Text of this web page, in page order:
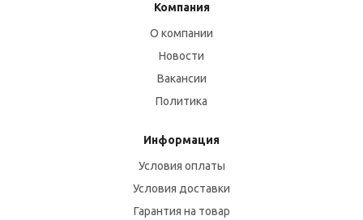
Компания
О компании
Новости
Вакансии
Политика
Информация
Условия оплаты
Условия доставки
Гарантия на товар